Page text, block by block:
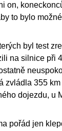
on,
to bylo
byl test
na silnice při
zvládla 355
dojezdu, u
pořád jen